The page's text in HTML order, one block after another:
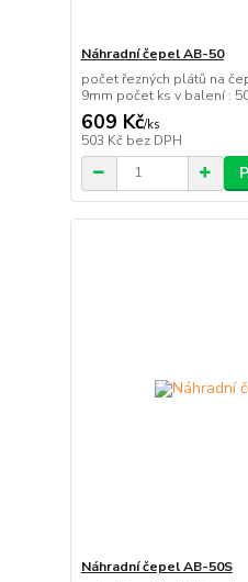
Náhradní čepel AB-50
počet řezných plátů na
9mm počet ks v balení :
609 Kč/ks
503 Kč bez DPH
Náhradní čepel AB-50S